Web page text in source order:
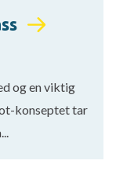
og en viktig
konseptet tar